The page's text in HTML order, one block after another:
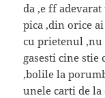
da ,e ff
pica ,din orice
cu prietenul ,nu
gasesti cine stie
,bolile la
unele carti de